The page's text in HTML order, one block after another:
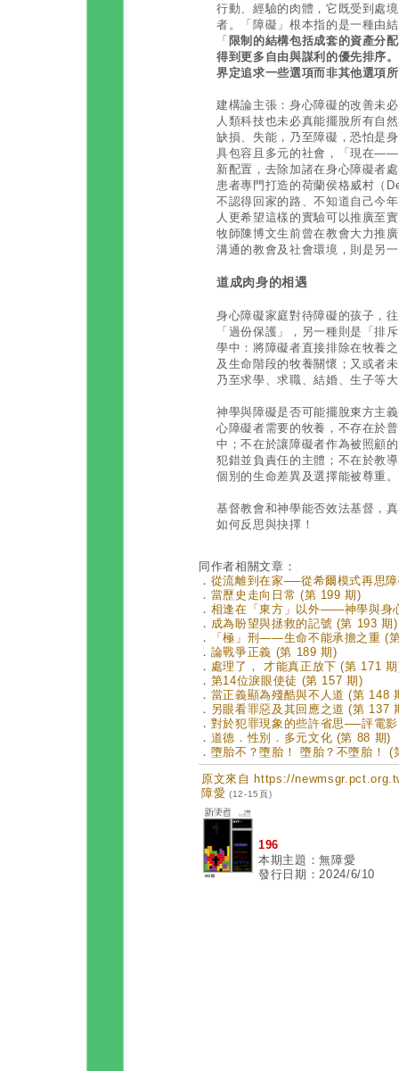
行動、經驗的肉體，它既受到處
者。「障礙」根本指的是一種由
「 限制的結構包括成套的資產分
得到更多自由與謀利的優先排序
界定追求一些選項而非其他選項
建構論主張：身心障礙的改善未
人類科技也未必真能擺脫所有自
缺損、失能，乃至障礙，恐怕是
具包容且多元的社會，「現在
新配置，去除加諸在身心障礙者
患者專門打造的荷蘭侯格威村（
不認得回家的路、不知道自己今
人更希望這樣的實驗可以推廣至
牧師陳博文生前曾在教會大力推
溝通的教會及社會環境，則是另
道成肉身的相遇
身心障礙家庭對待障礙的孩子，
「過份保護」，另一種則是「排
學中：將障礙者直接排除在牧養
及生命階段的牧養關懷；又或者
乃至求學、求職、結婚、生子等
神學與障礙是否可能擺脫東方主
心障礙者需要的牧養，不存在於
中；不在於讓障礙者作為被照顧
犯錯並負責任的主體；不在於教
個別的生命差異及選擇能被尊重。
基督教會和神學能否效法基督，
如何反思與抉擇！
同作者相關文章：
． 從流離到在家──從希爾模式再思
． 當歷史走向日常 (第 199 期)
． 相逢在「東方」以外——神學與身
． 成為盼望與拯救的記號 (第 193 期)
．
「極」刑——生命不能承擔之重 (
． 論戰爭正義 (第 189 期)
． 處理了， 才能真正放下 (第 171
． 第14位淚眼使徒 (第 157 期)
． 當正義顯為殘酷與不人道 (第 148
． 另眼看罪惡及其回應之道 (第 137
． 對於犯罪現象的些許省思──評電
． 道德．性別．多元文化 (第 88 期)
． 墮胎不？墮胎！ 墮胎？不墮胎！ (
原文來自 https://
障愛 (12-15頁)
196
本期主題：無障愛
發行日期：2024/6/10